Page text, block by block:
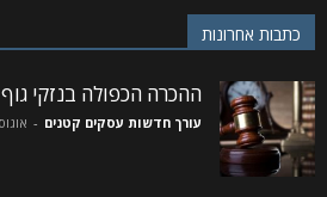
כתבות אחרונות
ההכרה הכפולה בנזקי
עורך חדשות עסקים קטנים - אוגוסט